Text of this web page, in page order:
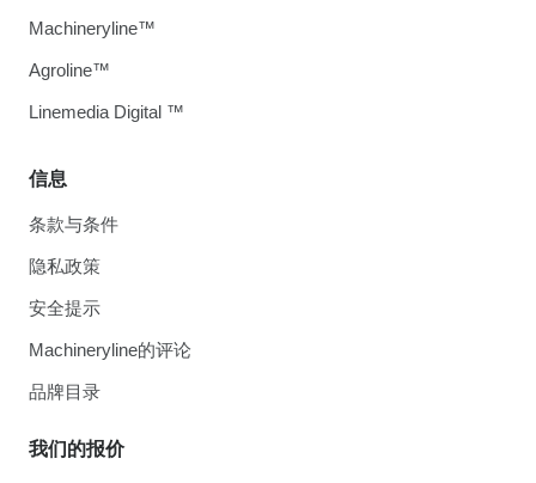
信息
条款与条件
隐私政策
安全提示
Machineryline的评论
品牌目录
我们的报价
Machineryline™
Agroline™
Linemedia Digital ™